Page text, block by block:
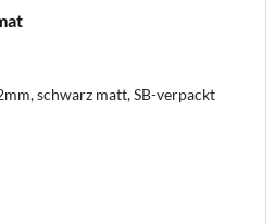
schwarz matt, SB-verpackt